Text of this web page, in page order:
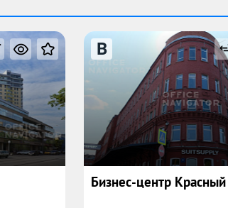
B
Бизнес-центр